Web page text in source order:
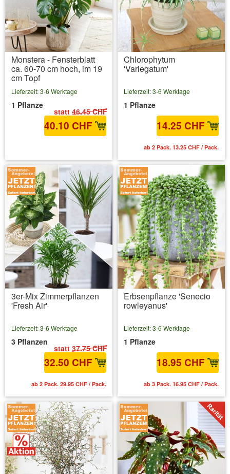
Monstera - Fensterblatt
ca. 60-70 cm hoch, im 19
cm Topf
statt 46.45 CHF
Lieferzeit: 3-6 Werktage
1 Pflanze
40.10 CHF
Chlorophytum
'Variegatum'
Lieferzeit: 3-6 Werktage
1 Pflanze
14.25 CHF
ab 2 Pack. 13.25 CHF / Pack.
3er-Mix Zimmerpflanzen
'Fresh Air'
statt 37.75 CHF
Lieferzeit: 3-6 Werktage
3 Pflanzen
32.50 CHF
ab 2 Pack. 29.95 CHF / Pack.
Erbsenpflanze 'Senecio
rowleyanus'
Lieferzeit: 3-6 Werktage
1 Pflanze
18.95 CHF
ab 3 Pack. 16.95 CHF / Pack.